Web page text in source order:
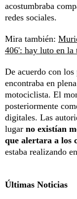
acostumbraba
redes sociales.
Mira también:
406': hay luto en la
De acuerdo con
encontraba en
motociclista. El
posteriormente
digitales. Las
lugar no existían
que alertara a los
estaba realizando
Últimas Noticias